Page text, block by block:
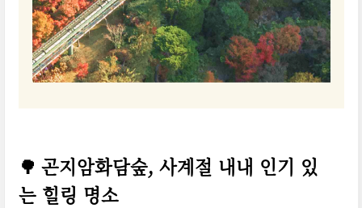
🌳 곤지암화담숲, 사계절 내내 인기 있
는 힐링 명소